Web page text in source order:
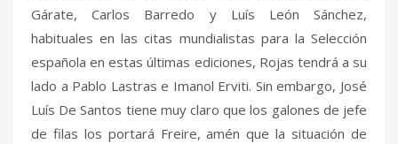
Gárate, Carlos Barredo y Luís León Sánchez,
habituales en las citas mundialistas para la Selección
española en estas últimas ediciones, Rojas tendrá a su
lado a Pablo Lastras e Imanol Erviti. Sin embargo, José
Luís De Santos tiene muy claro que los galones de jefe
de filas los portará Freire, amén que la situación de